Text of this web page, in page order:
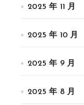
2025 年 11 月
2025 年 10 月
2025 年 9 月
2025 年 8 月